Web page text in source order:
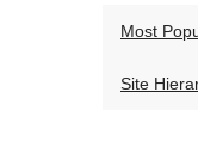
Most
Site